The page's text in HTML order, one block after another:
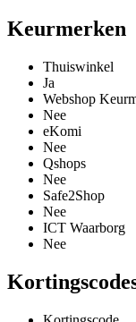
Keurmerken
Thuiswinkel
Ja
Webshop
Nee
eKomi
Nee
Qshops
Nee
Safe2Shop
Nee
ICT Waarborg
Nee